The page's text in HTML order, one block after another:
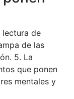
lectura de
de las
5. La
que ponen
mentales y